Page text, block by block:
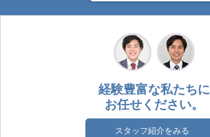
経験豊富な私たちに
お任せください。
スタッフ紹介をみる